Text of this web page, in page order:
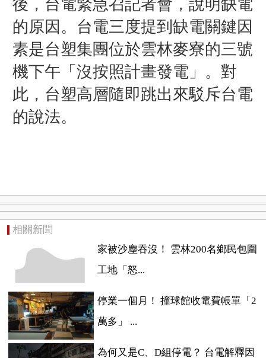
後，台電緊急召記者會，說明缺電
的原因。台電三度提到缺電關鍵因
素是台塑集團位於雲林麥寮的三號
機下午「沒按照計畫發電」。對
此，台塑高層隨即跳出來駁斥台電
的說法。
相關新聞
家被沙塵吞沒！ 雲林200名鄉民包圍
工地「怒...
停業一個月！ 撞球館收電費帳單「2
萬多」 ...
為何又是C、D組停電？ 台電解釋因